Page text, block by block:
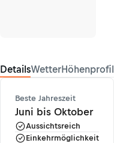
DetailsWetterHöhenprofil
Beste Jahreszeit
Juni bis Oktober
Aussichtsreich
Einkehrmöglichkeit